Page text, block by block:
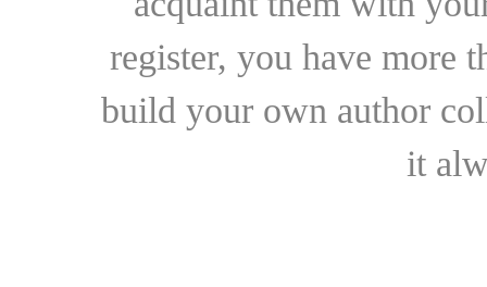
register, you have more
build your own author
it